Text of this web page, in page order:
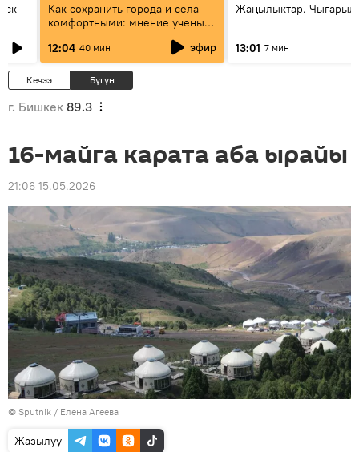
Как сохранить города и села
комфортными: мнение ученых
12:04 40 мин эфир
Жаңылыктар.
13:01 7 мин
Кечээ Бүгүн
г. Бишкек 89.3
16-майга карата аба ырайы
21:06 15.05.2026
© Sputnik / Елена Агеева
Жазылуу